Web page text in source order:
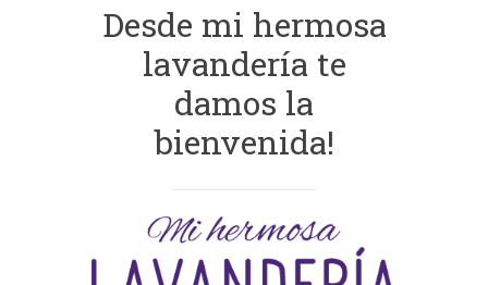
Desde mi hermosa
lavandería te
damos la
bienvenida!